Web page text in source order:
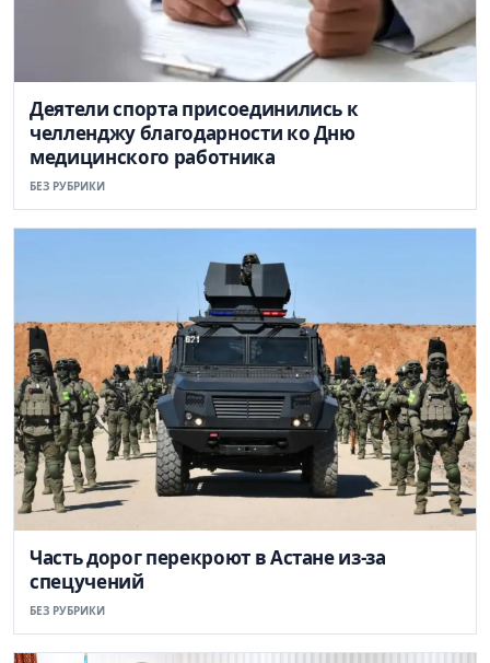
Деятели спорта присоединились к
челленджу благодарности ко Дню
медицинского работника
БЕЗ РУБРИКИ
Часть дорог перекроют в Астане из-за
спецучений
БЕЗ РУБРИКИ